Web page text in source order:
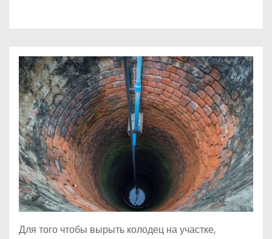
Для того чтобы вырыть колодец на участке,